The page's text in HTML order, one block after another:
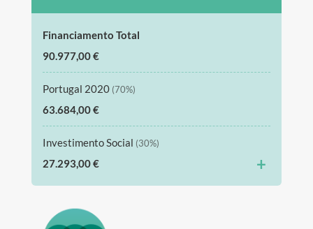
Financiamento Total
90.977,00 €
Portugal 2020 (70%)
63.684,00 €
Investimento Social (30%)
27.293,00 € +